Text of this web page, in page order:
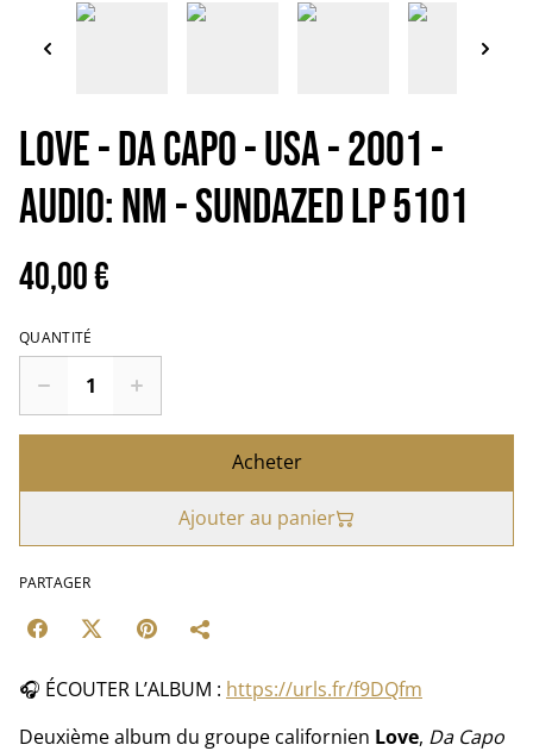
LOVE - Da Capo - USA - 2001 -
Audio: NM - Sundazed LP 5101
40,00 €
QUANTITÉ
Acheter
Ajouter au panier
PARTAGER
🎧 ÉCOUTER L’ALBUM : https://urls.fr/f9DQfm
Deuxième album du groupe californien Love, Da Capo